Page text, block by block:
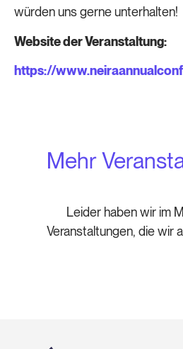
würden uns gerne unterhalten!
Website der Veranstaltung:
https://
Mehr
Leider haben wir im
Veranstaltungen, die wir